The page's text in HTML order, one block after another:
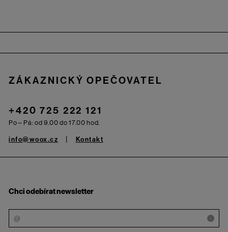
ZÁKAZNICKÝ OPEČOVATEL
+420 725 222 121
Po – Pá: od 9.00 do 17.00 hod.
info@woox.cz Kontakt
Chci odebírat newsletter
i